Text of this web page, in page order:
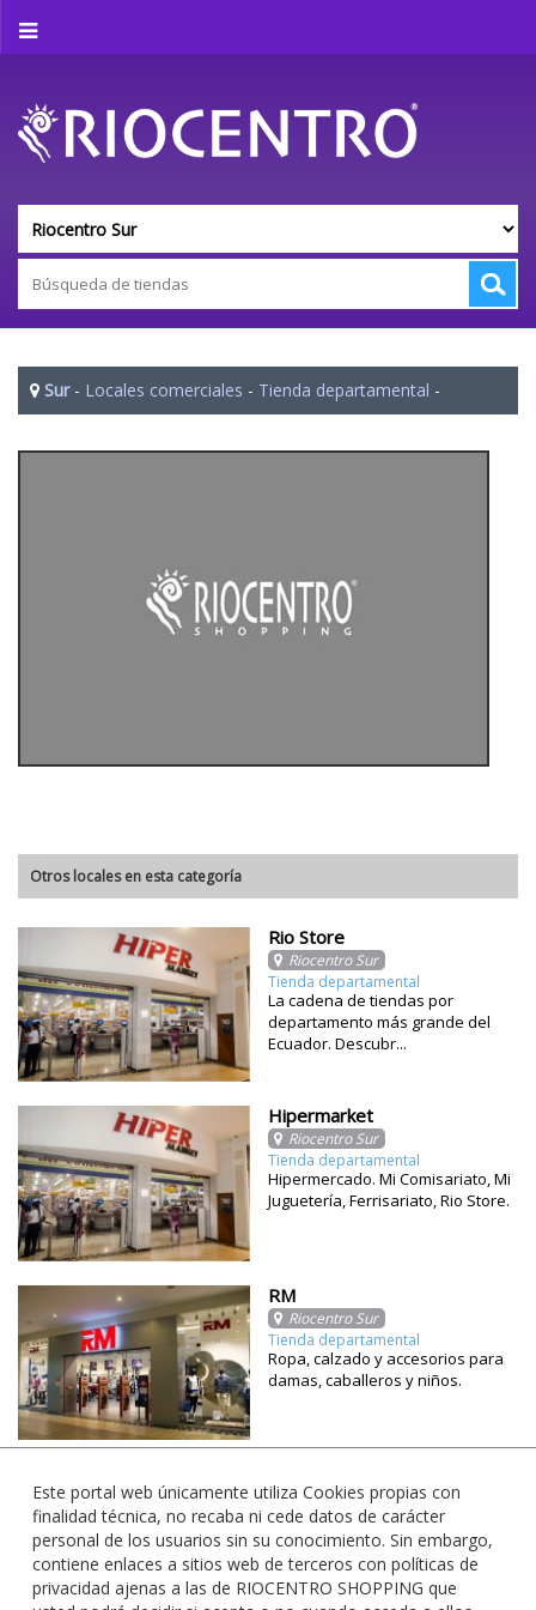
Sur- Locales comerciales - Tienda departamental -
Otros locales en esta categoría
Rio Store
Riocentro Sur
Tienda departamental
La cadena de tiendas por
departamento más grande del
Ecuador. Descubr...
Hipermarket
Riocentro Sur
Tienda departamental
Hipermercado. Mi Comisariato, Mi
Juguetería, Ferrisariato, Rio Store.
RM
Riocentro Sur
Tienda departamental
Ropa, calzado y accesorios para
damas, caballeros y niños.
Este portal web únicamente utiliza Cookies propias con
finalidad técnica, no recaba ni cede datos de carácter
personal de los usuarios sin su conocimiento. Sin embargo,
contiene enlaces a sitios web de terceros con políticas de
privacidad ajenas a las de RIOCENTRO SHOPPING que